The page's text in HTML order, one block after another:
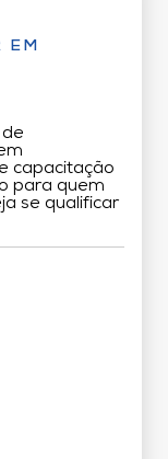
EM
capacitação
para quem
se qualificar